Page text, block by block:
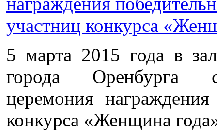
5 марта 2015 года в
города Оренбурга
церемония
конкурса «Женщина